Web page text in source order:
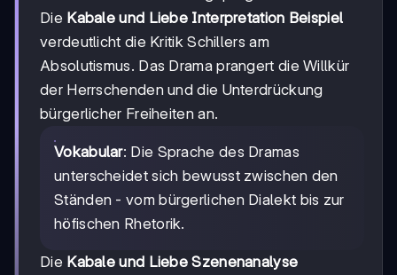
Die Kabale und Liebe Interpretation Beispiel
verdeutlicht die Kritik Schillers am
Absolutismus. Das Drama prangert die Willkür
der Herrschenden und die Unterdrückung
bürgerlicher Freiheiten an.
Vokabular: Die Sprache des Dramas
unterscheidet sich bewusst zwischen den
Ständen - vom bürgerlichen Dialekt bis zur
höfischen Rhetorik.
Die Kabale und Liebe Szenenanalyse